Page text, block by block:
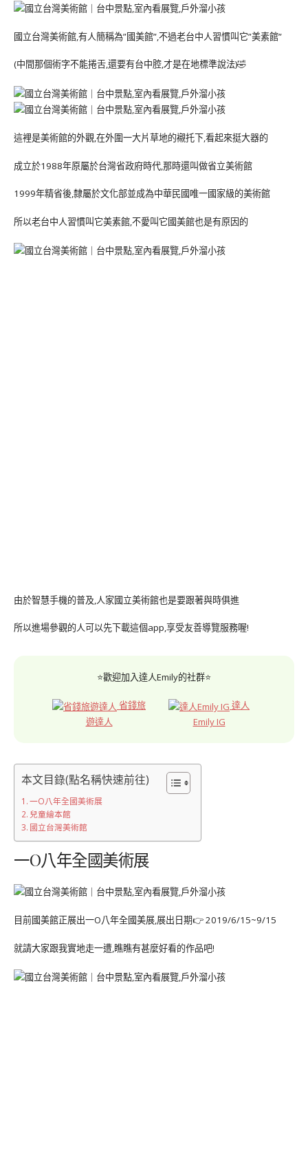
國立台灣美術館,有人簡稱為”國美館”,不過老台中人習慣叫它”美素館”
(中間那個術字不能捲舌,還要有台中腔,才是在地標準說法)🤣
這裡是美術館的外觀,在外圍一大片草地的襯托下,看起來挺大器的
成立於1988年原屬於台灣省政府時代,那時還叫做省立美術館
1999年精省後,隸屬於文化部並成為中華民國唯一國家級的美術館
所以老台中人習慣叫它美素館,不愛叫它國美館也是有原因的
由於智慧手機的普及,人家國立美術館也是要跟著與時俱進
所以進場參觀的人可以先下載這個app,享受友善導覽服務喔!
⭐歡迎加入達人Emily的社群⭐
省錢旅
遊達人
達人
Emily IG
本文目錄(點名稱快速前往)
一O八年全國美術展
兒童繪本館
國立台灣美術館
一O八年全國美術展
目前國美館正展出一O八年全國美展,展出日期👉 2019/6/15~9/15
就請大家跟我實地走一遭,瞧瞧有甚麼好看的作品吧!